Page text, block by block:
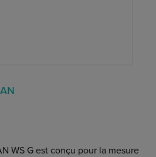
WS G est conçu pour la mesure